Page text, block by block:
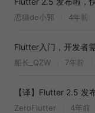
恋猫de小郭 4年前
Flutter入门，开发者
船长_QZW 7年前
【译】Flutter 2.5 发
ZeroFlutter 4年前